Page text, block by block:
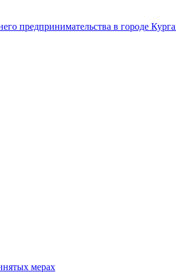
предпринимательства в городе
мерах